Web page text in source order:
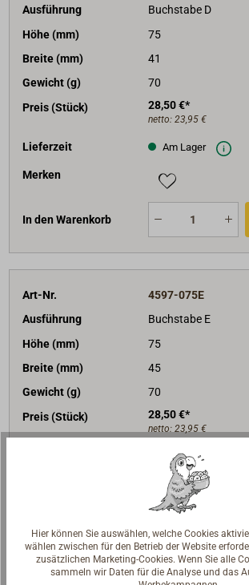
Ausführung
Buchstabe D
Höhe (mm)
75
Breite (mm)
41
Gewicht (g)
70
Preis (Stück)
28,50 €*
netto: 23,95 €
Lieferzeit Am Lager
Merken
In den Warenkorb
Art-Nr.
4597-075E
Ausführung
Buchstabe E
Höhe (mm)
75
Breite (mm)
45
Gewicht (g)
70
Preis (Stück)
28,50 €*
netto: 23,95 €
Am Lager
In den Warenkorb
Hier können Sie auswählen, welche Cookies
wählen zwischen für den Betrieb der Website
zusätzlichen Marketing-Cookies. Wenn Sie alle
sammeln wir Daten für die Analyse und das